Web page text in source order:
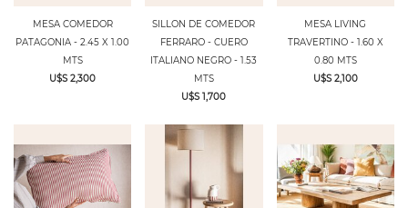
MESA COMEDOR
PATAGONIA - 2.45 X 1.00
MTS
U$S 2,300
SILLON DE COMEDOR
FERRARO - CUERO
ITALIANO NEGRO - 1.53
MTS
U$S 1,700
MESA LIVING
TRAVERTINO - 1.60 X
0.80 MTS
U$S 2,100